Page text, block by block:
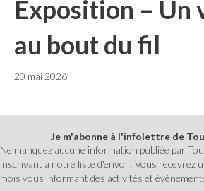
Exposition – Un
au bout du fil
20 mai 2026
Je m'abonne à l'infolettre de
Ne manquez aucune information publiée par
inscrivant à notre liste d'envoi ! Vous recevrez
mois vous informant des activités et